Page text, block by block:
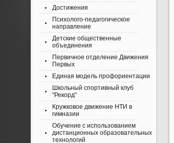
Достижения
Психолого-педагогическое
направление
Детские общественные
объединения
Первичное отделение Движения
Первых
Единая модель профориентации
Школьный спортивный клуб
"Рекорд"
Кружковое движение НТИ в
гимназии
Обучение с использованием
дистанционных образовательных
технологий